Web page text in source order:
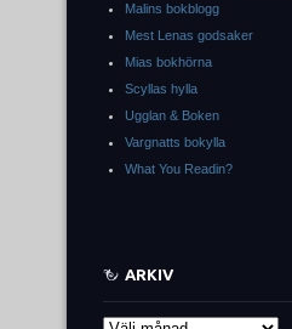
Malins bokblogg
Mest Lenas godsaker
Mias bokhörna
Scyllas hylla
Ugglan & Boken
Vargnatts bokylla
What You Readin?
ARKIV